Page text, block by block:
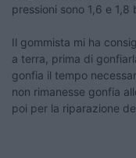
pressioni sono 1,6 e 1,8
Il gommista mi ha
a terra, prima di
gonfia il tempo
non rimanesse gonfia
poi per la riparazione